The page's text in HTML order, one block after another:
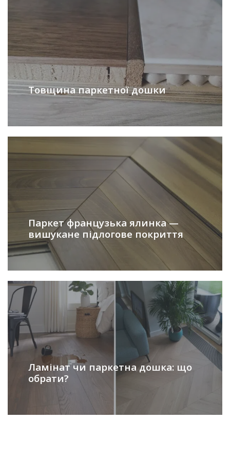
Товщина паркетної дошки
Паркет французька ялинка —
вишукане підлогове покриття
Ламінат чи паркетна дошка: що
обрати?